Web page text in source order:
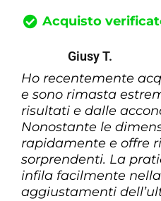
Acquisto
Giusy T.
Ho recentemente
e sono rimasta
risultati e dalle
Nonostante le
rapidamente e offre
sorprendenti. La
infila facilmente
aggiustamenti